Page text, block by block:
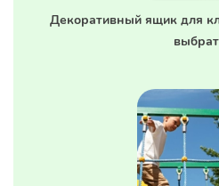
Декоративный ящик для